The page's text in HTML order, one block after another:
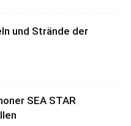
und Strände der
SEA STAR